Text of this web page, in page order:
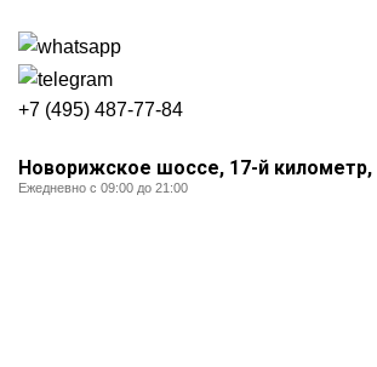
+7 (495) 487-77-84
Новорижское шоссе, 17-й километр,
Ежедневно с 09:00 до 21:00